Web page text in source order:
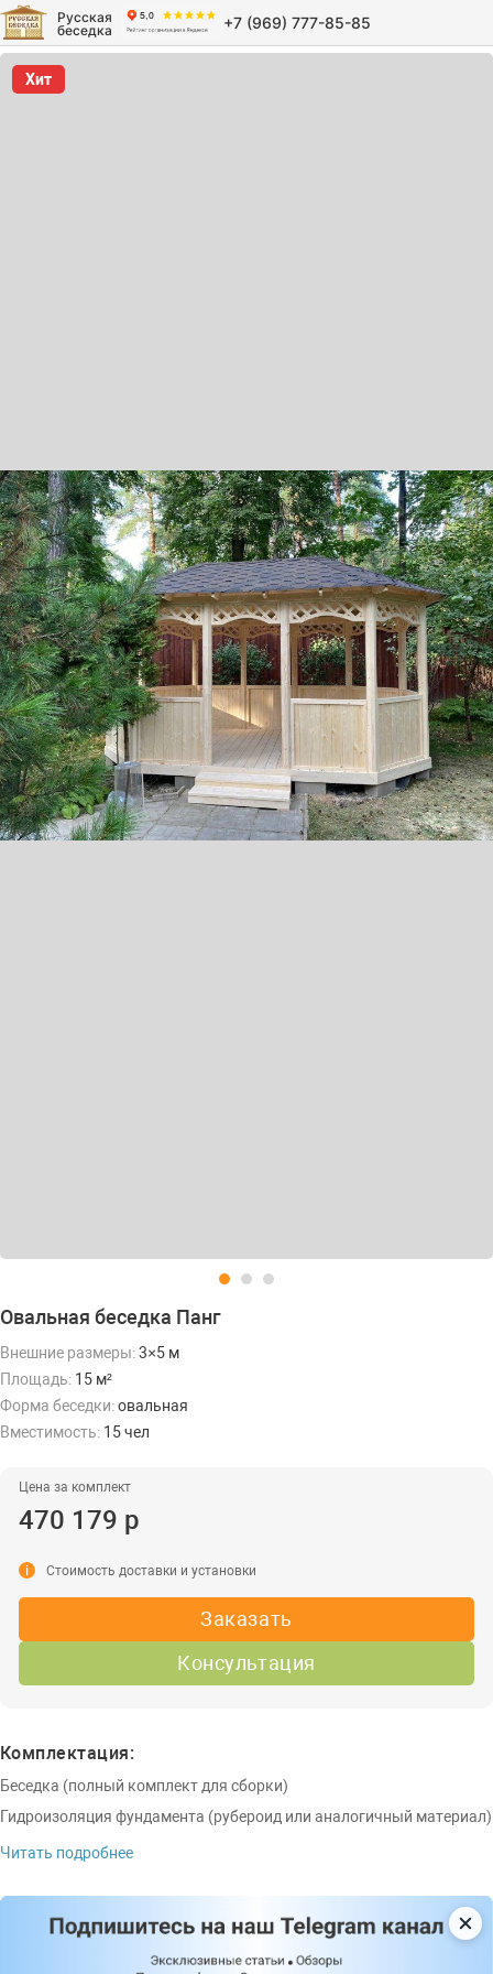
Русская
беседка
+7 (969) 777-85-85
Хит
Овальная беседка Панг
Внешние размеры:3×5 м
Площадь: 15 м²
Форма беседки:овальная
Вместимость: 15 чел
Цена за комплект
470 179 р
Заказать
Консультация
i Стоимость доставки и установки
Комплектация:
Беседка (полный комплект для сборки)
Гидроизоляция фундамента (рубероид или аналогичный материал)
Читать подробнее